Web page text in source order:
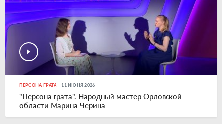
ПЕРСОНА ГРАТА 11 ИЮНЯ 2026
"Персона грата". Народный мастер Орловской
области Марина Черина